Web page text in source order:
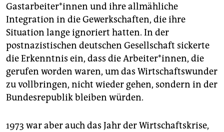
Gast­ar­bei­te­r*in­nen und ihre allmähliche
Integration in die Gewerkschaften, die ihre
Situation lange ignoriert hatten. In der
postnazistischen deutschen Gesellschaft sickerte
die Erkenntnis ein, dass die Arbeiter*innen, die
gerufen worden waren, um das Wirtschaftswunder
zu vollbringen, nicht wieder gehen, sondern in der
Bundesrepublik bleiben würden.
1973 war aber auch das Jahr der Wirtschaftskrise,